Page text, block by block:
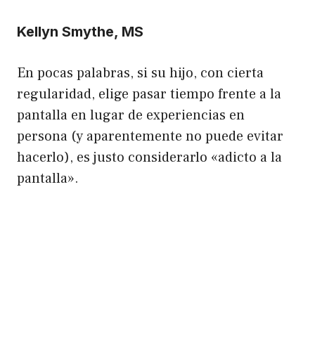
Kellyn Smythe, MS
En pocas palabras, si su hijo, con cierta
regularidad, elige pasar tiempo frente a la
pantalla en lugar de experiencias en
persona (y aparentemente no puede evitar
hacerlo), es justo considerarlo «adicto a la
pantalla».